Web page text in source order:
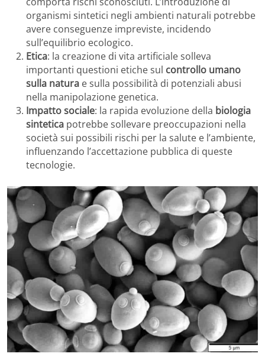
organismi sintetici negli ambienti naturali potrebbe
avere conseguenze impreviste, incidendo
sull’equilibrio ecologico.
Etica: la creazione di vita artificiale solleva
importanti questioni etiche sul controllo umano
sulla natura e sulla possibilità di potenziali abusi
nella manipolazione genetica.
Impatto sociale: la rapida evoluzione della biologia
sintetica potrebbe sollevare preoccupazioni nella
società sui possibili rischi per la salute e l’ambiente,
influenzando l’accettazione pubblica di queste
tecnologie.